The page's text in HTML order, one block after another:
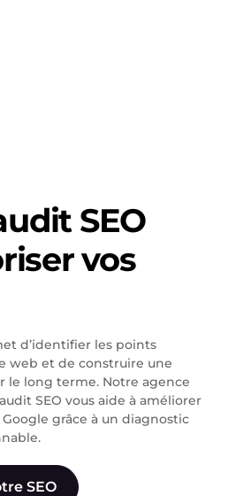
SEO
vos
d’identifier les points
web et de construire une
le long terme. Notre agence
SEO vous aide à améliorer
grâce à un diagnostic
SEO